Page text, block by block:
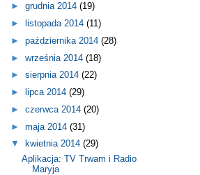
► grudnia 2014 (19)
►
listopada 2014 (11)
► października 2014 (28)
► września 2014 (18)
► sierpnia 2014 (22)
►
lipca 2014 (29)
► czerwca 2014 (20)
► maja 2014 (31)
▼
kwietnia 2014 (29)
Aplikacja: TV Trwam i Radio
Maryja